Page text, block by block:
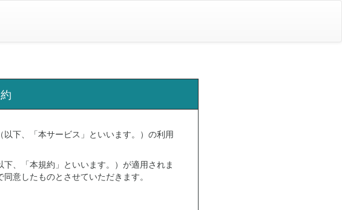
下、「本サービス」といいます。）の利用
、「本規約」といいます。）が適用されま
意したものとさせていただきます。